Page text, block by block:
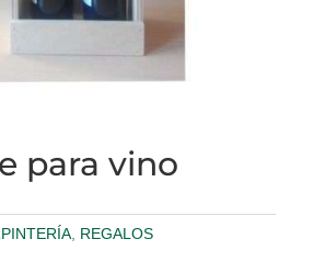
para vino
, REGALOS